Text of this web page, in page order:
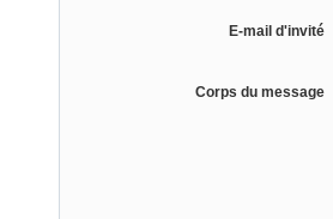
E-mail d'invité
Corps du message